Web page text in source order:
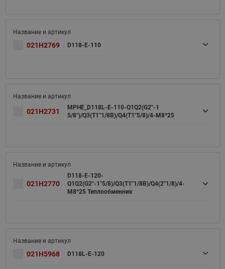
021H2769 D118-E-110
021H2731
MPHE_D118L-E-110-Q1Q2(G2''-1
5/8'')/Q3(T1''1/8B)/Q4(T1''5/8)/4-M8*25
021H2770
D118-E-120-
Q1Q2(G2"-1"5/8)/Q3(T1"1/8B)/Q4(2"1/8)/4-
M8*25 Теплообменник
021H5968 D118L-E-120